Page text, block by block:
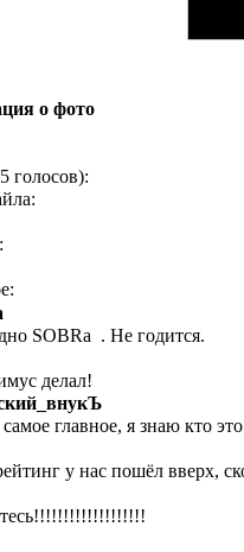
о фото
голосов):
SOBRa . Не годится.
делал!
самое главное, я знаю кто
у нас пошёл вверх,